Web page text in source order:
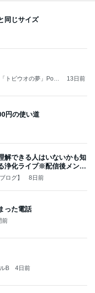
同じサイズ
トビウオの夢」Pow
13日前
円の使い道
解できる人はいないかも知
浄化ライブ※配信後メンバ
ログ】 8日前
った電話
前
B 4日前